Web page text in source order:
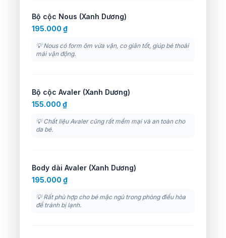
Bộ cộc Nous (Xanh Dương)
195.000 ₫
💡 Nous có form ôm vừa vặn, co giãn tốt, giúp bé thoải
mái vận động.
Bộ cộc Avaler (Xanh Dương)
155.000 ₫
💡 Chất liệu Avaler cũng rất mềm mại và an toàn cho
da bé.
Body dài Avaler (Xanh Dương)
195.000 ₫
💡 Rất phù hợp cho bé mặc ngủ trong phòng điều hòa
để tránh bị lạnh.